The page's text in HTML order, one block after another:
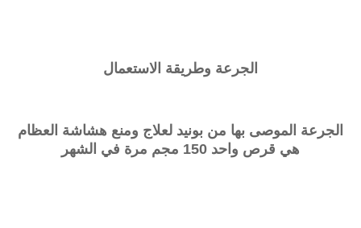
الجرعة وطريقة الاستعمال
الجرعة الموصى بها من بونيد لعلاج ومنع هشاشة العظام
هي قرص واحد 150 مجم مرة في الشهر